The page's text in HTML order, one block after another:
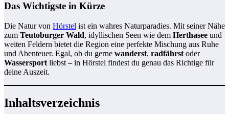
Das Wichtigste in Kürze
Die Natur von Hörstel ist ein wahres Naturparadies. Mit seiner Nähe
zum Teutoburger Wald, idyllischen Seen wie dem Herthasee und
weiten Feldern bietet die Region eine perfekte Mischung aus Ruhe
und Abenteuer. Egal, ob du gerne wanderst, radfährst oder
Wassersport liebst – in Hörstel findest du genau das Richtige für
deine Auszeit.
Inhaltsverzeichnis